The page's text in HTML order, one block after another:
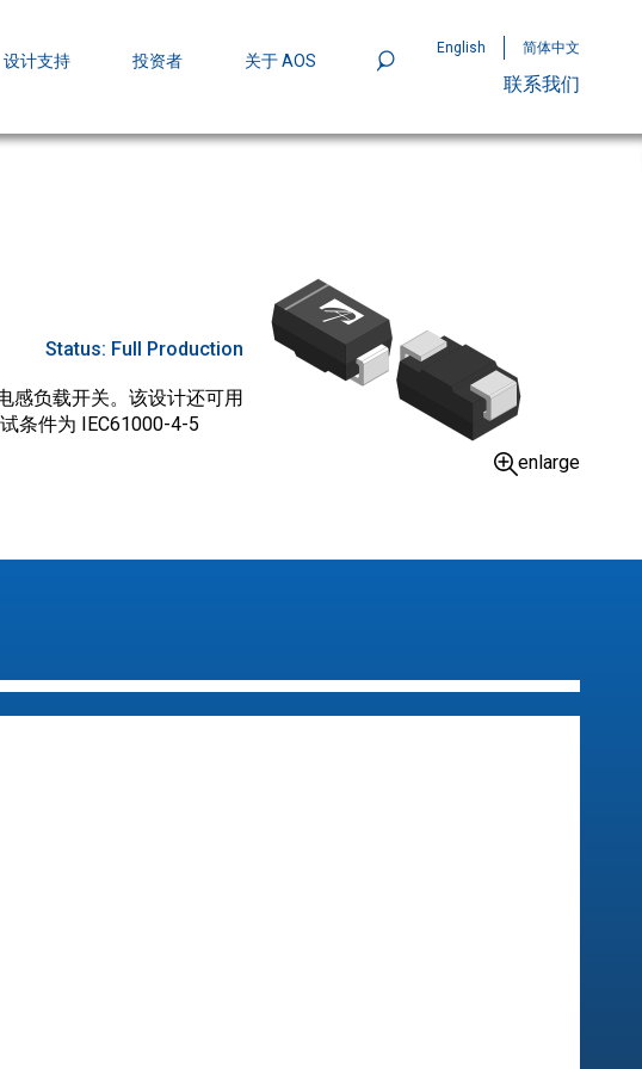
设计支持 投资者 关于 AOS
English 简体中文
联系我们
AOS发布 AmpStack™ 封装：MOSFET 功率密度实现
Status: Full Production
感负载开关。该设计还可用
条件为 IEC61000-4-5
enlarge